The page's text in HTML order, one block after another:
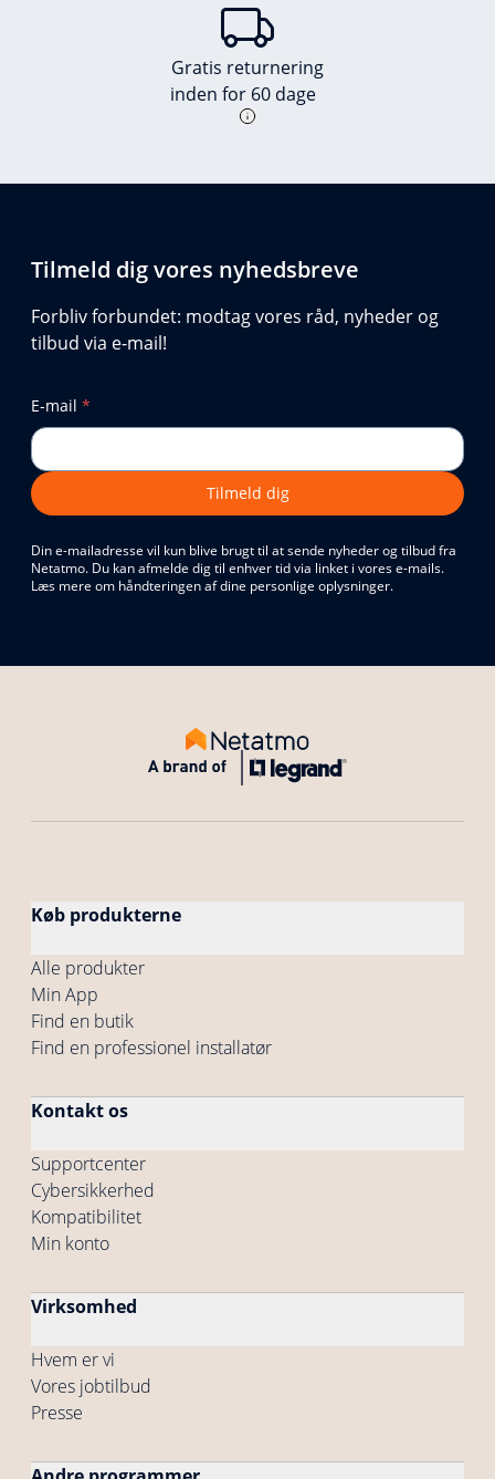
Gratis returnering
inden for 60 dage
Tilmeld dig vores nyhedsbreve
Forbliv forbundet: modtag vores råd, nyheder og
tilbud via e-mail!
E-mail *
Tilmeld dig
Din e-mailadresse vil kun blive brugt til at sende nyheder og tilbud fra
Netatmo. Du kan afmelde dig til enhver tid via linket i vores e-mails.
Læs mere om håndteringen af dine personlige oplysninger.
Køb produkterne
Alle produkter
Min App
Find en butik
Find en professionel installatør
Kontakt os
Supportcenter
Cybersikkerhed
Kompatibilitet
Min konto
Virksomhed
Hvem er vi
Vores jobtilbud
Presse